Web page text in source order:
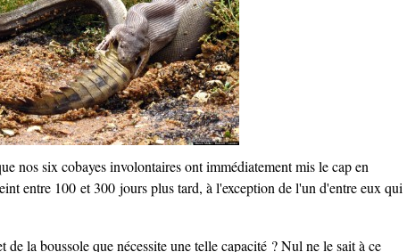
entre 100 et 300 jours plus tard, à l'exception de l'un d'entre eux qui